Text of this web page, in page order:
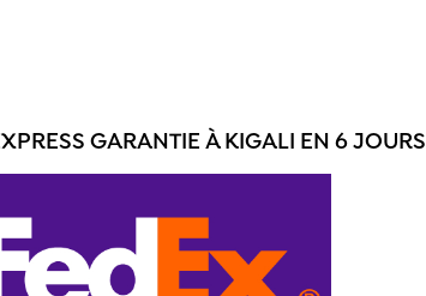
GARANTIE À KIGALI EN 6 JOURS